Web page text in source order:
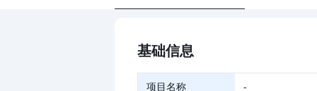
基础信息
项目名称 -